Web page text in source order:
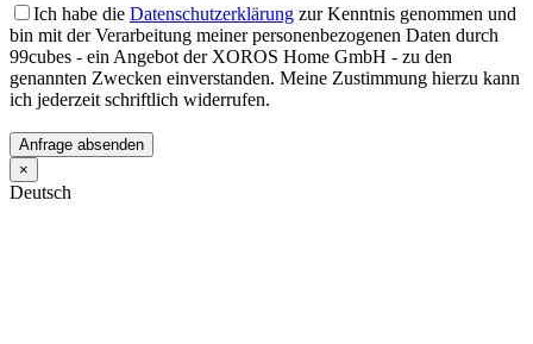
Ich habe die Datenschutzerklärung zur Kenntnis genommen und
bin mit der Verarbeitung meiner personenbezogenen Daten durch
99cubes - ein Angebot der XOROS Home GmbH - zu den
genannten Zwecken einverstanden. Meine Zustimmung hierzu kann
ich jederzeit schriftlich widerrufen.
×
Deutsch